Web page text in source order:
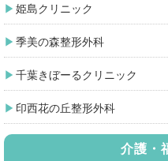
姫島クリニック
季美の森整形外科
千葉きぼーるクリニック
印西花の丘整形外科
介護・